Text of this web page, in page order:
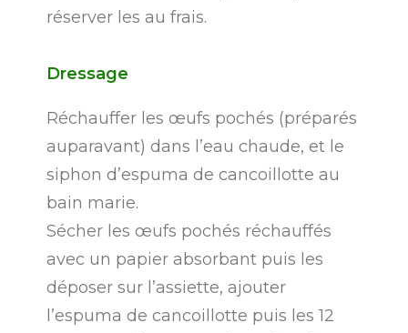
réserver les au frais.
Dressage
Réchauffer les œufs pochés (préparés
auparavant) dans l’eau chaude, et le
siphon d’espuma de cancoillotte au
bain marie.
Sécher les œufs pochés réchauffés
avec un papier absorbant puis les
déposer sur l’assiette, ajouter
l’espuma de cancoillotte puis les 12